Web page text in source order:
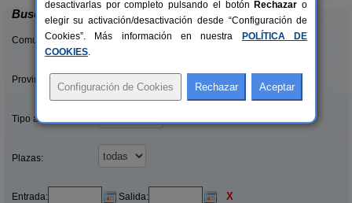
Buscar
Comunidades:
Provincias/Islas:
Tipo alquiler:
Plazas:
Entrada: Salida: X
desactivarlas por completo pulsando el botón Rechazar o
elegir su activación/desactivación desde “Configuración de
Cookies”. Más información en nuestra
POLÍTICA DE
COOKIES.